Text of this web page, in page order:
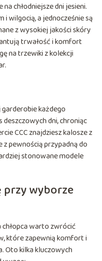
chłodniejsze dni jesieni.
wilgocią, a jednocześnie są
z wysokiej jakości skóry
trwałość i komfort
na trzewiki z kolekcji
każdego
deszczowych dni, chroniąc
CCC znajdziesz kalosze z
pewnością przypadną do
stonowane modele
przy wyborze
warto zwrócić
które zapewnią komfort i
Oto kilka kluczowych